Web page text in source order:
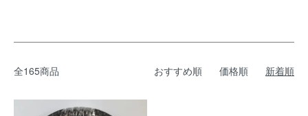
全165商品 おすすめ順 価格順 新着順